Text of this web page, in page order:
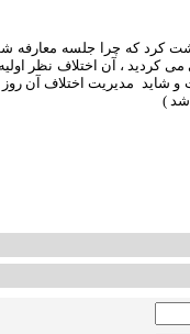
كرد كه چرا جلسه معارفه
مى كرديد ، آن اختلاف نظر
و شايد مديريت اختلاف
شد )